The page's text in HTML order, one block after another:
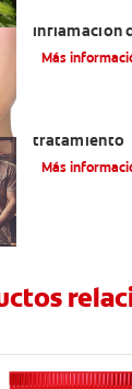
inflamación
diente?
Más
tratamiento
Más